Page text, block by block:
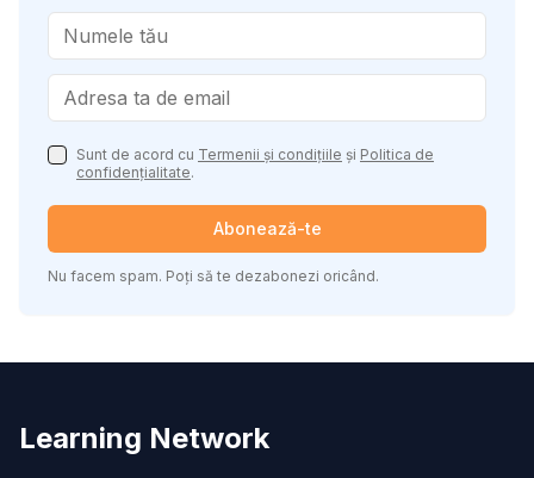
Sunt de acord cu Termenii și condițiile și Politica de
confidențialitate.
Abonează-te
Nu facem spam. Poți să te dezabonezi oricând.
Learning Network